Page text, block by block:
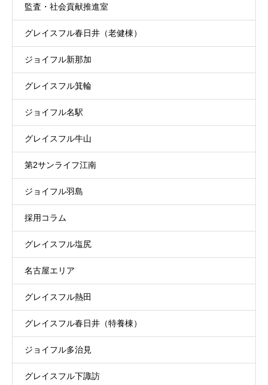
監査・社会貢献推進室
グレイスフル春日井（老健棟）
ジョイフル新那加
グレイスフル箕輪
ジョイフル名駅
グレイスフル牛山
第2サンライフ江南
ジョイフル羽島
採用コラム
グレイスフル塩尻
名古屋エリア
グレイスフル熱田
グレイスフル春日井（特養棟）
ジョイフル多治見
グレイスフル下諏訪